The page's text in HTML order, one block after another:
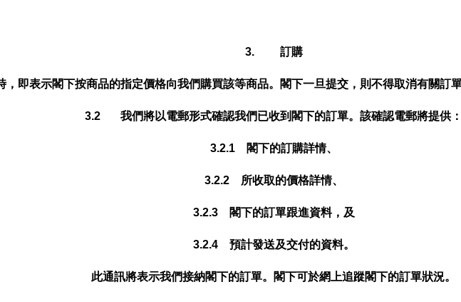
3. 訂購
表示閣下按商品的指定價格向我們購買該等商品。閣下一旦提交，則不得取消有關訂單
3.2 我們將以電郵形式確認我們已收到閣下的訂單。該確認電郵將提供：
3.2.1 閣下的訂購詳情、
3.2.2 所收取的價格詳情、
3.2.3 閣下的訂單跟進資料，及
3.2.4 預計發送及交付的資料。
此通訊將表示我們接納閣下的訂單。閣下可於網上追蹤閣下的訂單狀況。